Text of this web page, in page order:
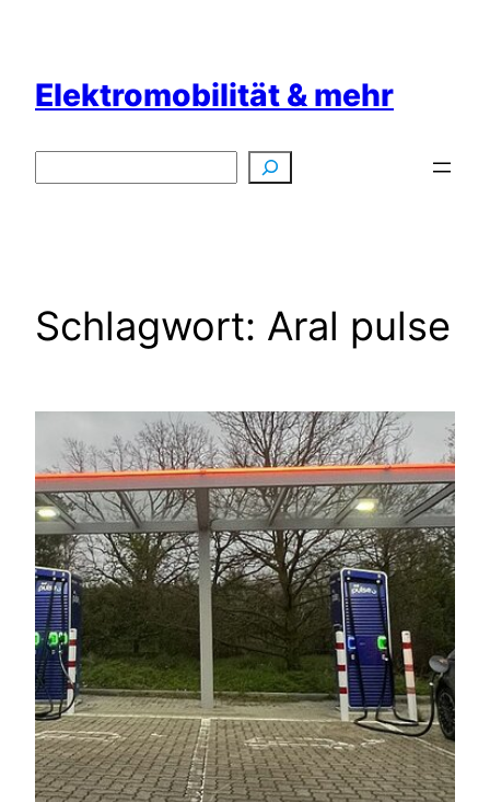
springen
Elektromobilität & mehr
Schlagwort: Aral pulse